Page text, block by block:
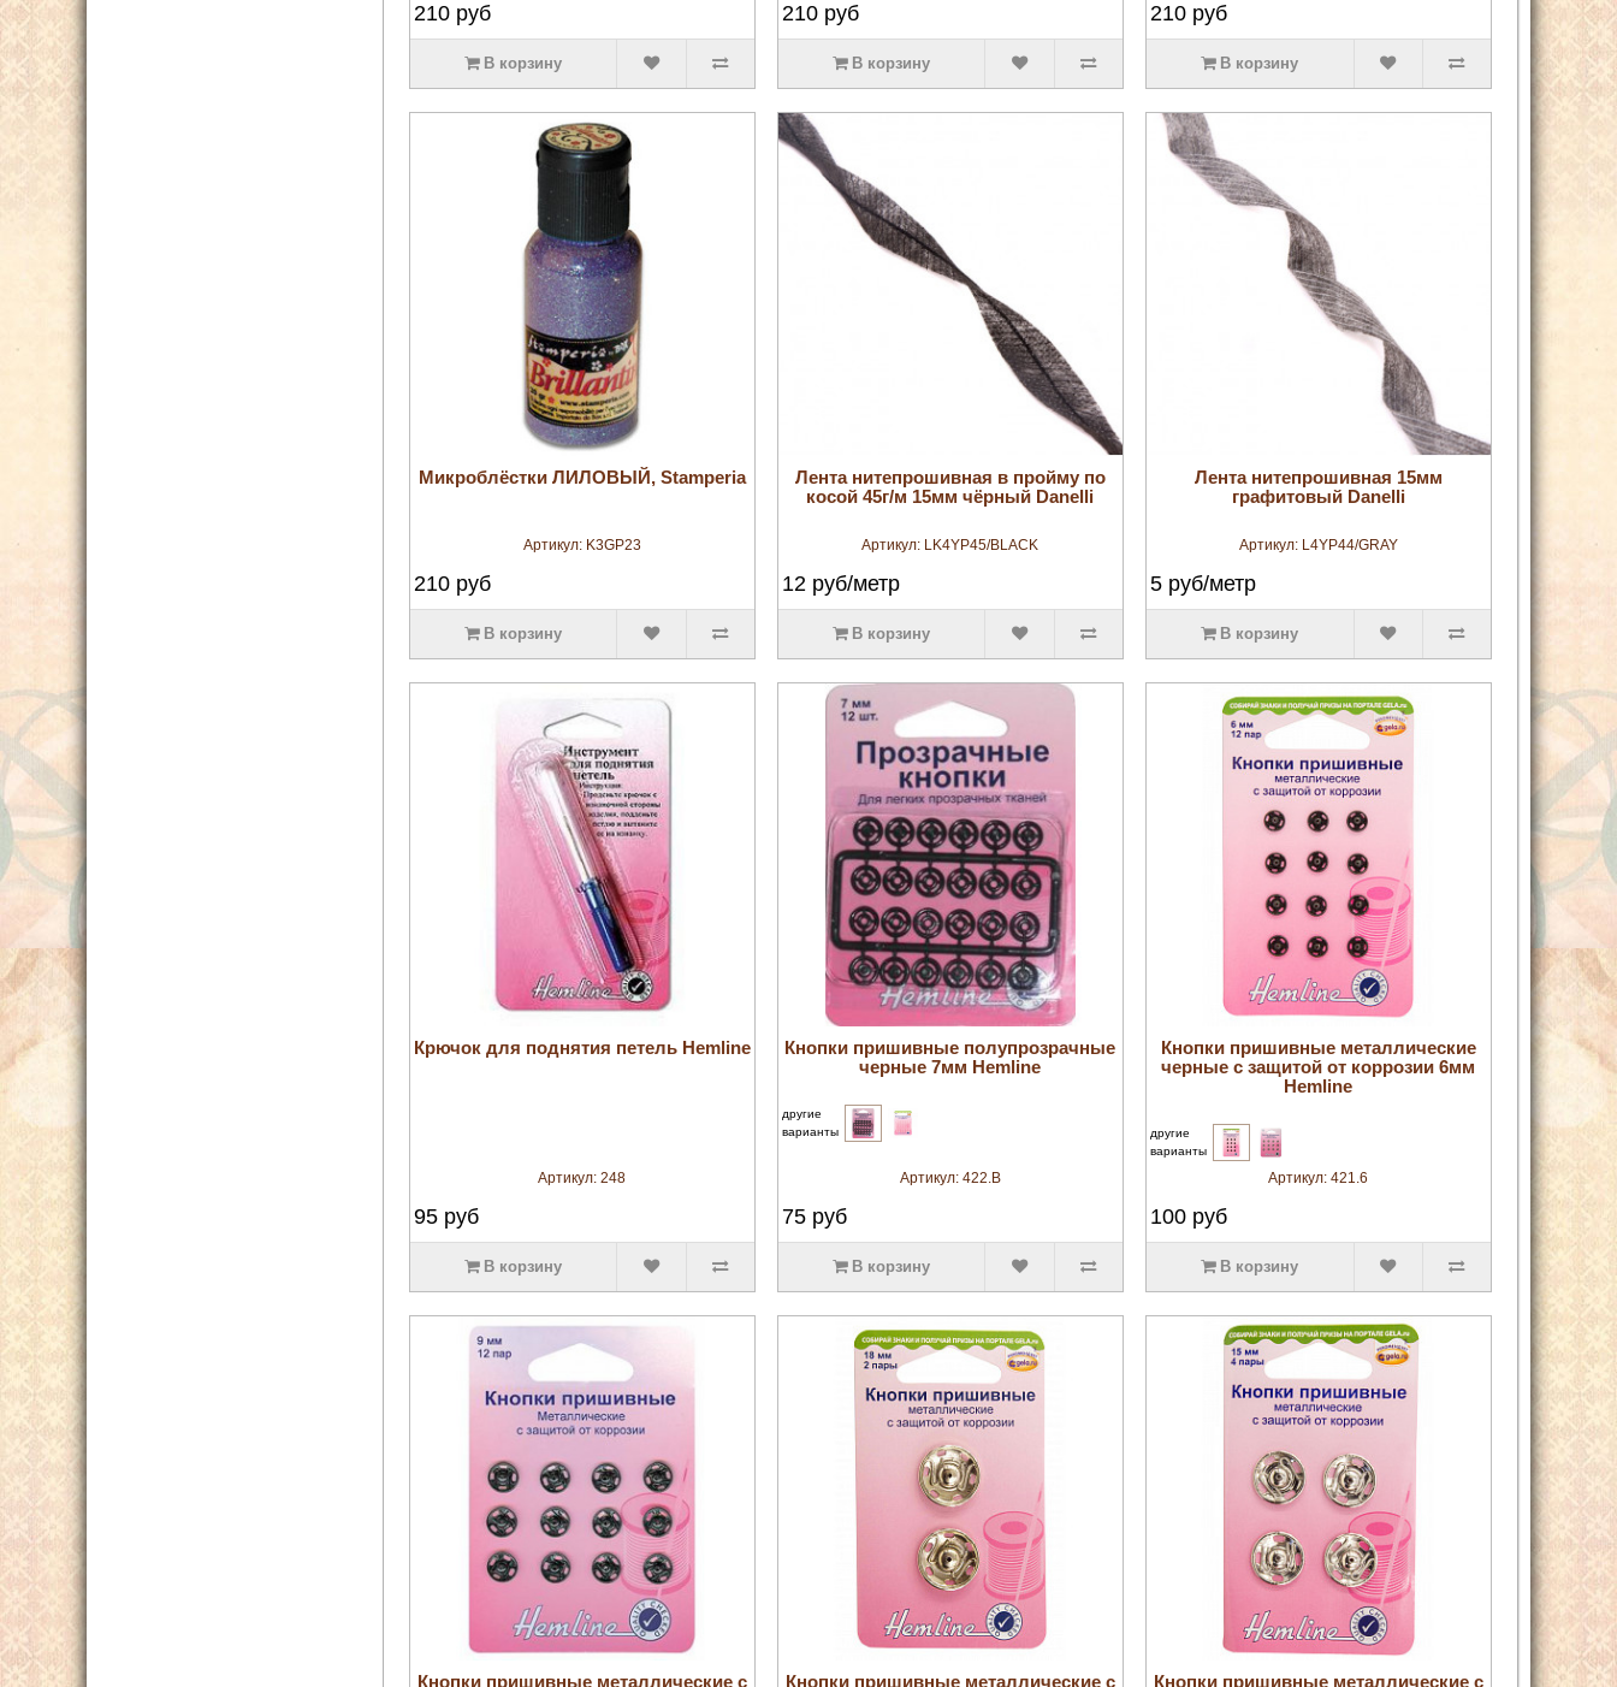
210руб
В корзину
210 руб
В корзину
210 руб
В корзину
увеличить
Микроблёстки ЛИЛОВЫЙ, Stamperia
Артикул: K3GP23
210руб
В корзину
увеличить
Лента нитепрошивная в пройму по
косой 45г/м 15мм чёрный Danelli
Артикул: LK4YP45/BLACK
12 руб/метр
В корзину
увеличить
Лента нитепрошивная 15мм
графитовый Danelli
Артикул: L4YP44/GRAY
5 руб/метр
В корзину
увеличить
Крючок для поднятия петель Hemline
Артикул:248
95руб
В корзину
увеличить
Кнопки пришивные полупрозрачные
черные 7мм Hemline
другие
варианты
Артикул: 422.B
75 руб
В корзину
увеличить
Кнопки пришивные металлические
черные с защитой от коррозии 6мм
Hemline
другие
варианты
Артикул:421.6
100 руб
В корзину
увеличить
Кнопки пришивные металлические с увеличить
Кнопки пришивные металлические с увеличить
Кнопки пришивные металлические с